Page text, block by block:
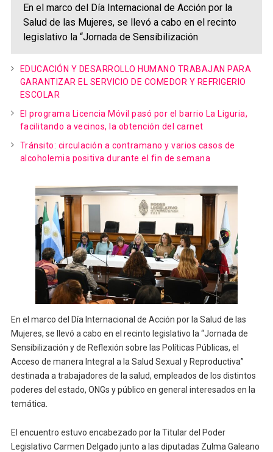
En el marco del Día Internacional de Acción por la
Salud de las Mujeres, se llevó a cabo en el recinto
legislativo la “Jornada de Sensibilización
EDUCACIÓN Y DESARROLLO HUMANO TRABAJAN PARA
GARANTIZAR EL SERVICIO DE COMEDOR Y REFRIGERIO
ESCOLAR
El programa Licencia Móvil pasó por el barrio La Liguria,
facilitando a vecinos, la obtención del carnet
Tránsito: circulación a contramano y varios casos de
alcoholemia positiva durante el fin de semana
En el marco del Día Internacional de Acción por la Salud de las
Mujeres, se llevó a cabo en el recinto legislativo la “Jornada de
Sensibilización y de Reflexión sobre las Políticas Públicas, el
Acceso de manera Integral a la Salud Sexual y Reproductiva”
destinada a trabajadores de la salud, empleados de los distintos
poderes del estado, ONGs y público en general interesados en la
temática.
El encuentro estuvo encabezado por la Titular del Poder
Legislativo Carmen Delgado junto a las diputadas Zulma Galeano